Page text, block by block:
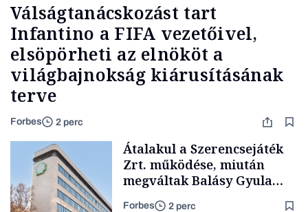
Válságtanácskozást tart
Infantino a FIFA vezetőivel,
elsöpörheti az elnököt a
világbajnokság kiárusításának
terve
Forbes 2 perc
Átalakul a Szerencsejáték
Zrt. működése, miután
megváltak Balásy Gyula
cégétől
Forbes 2 perc